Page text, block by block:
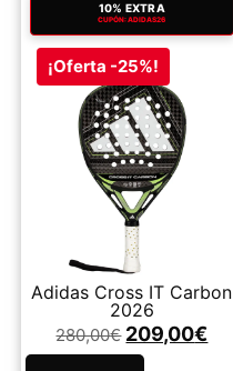
10% EXTRA
CUPÓN: ADIDAS26
¡Oferta -25%!
Adidas Cross IT Carbon
2026
280,00€ 209,00€